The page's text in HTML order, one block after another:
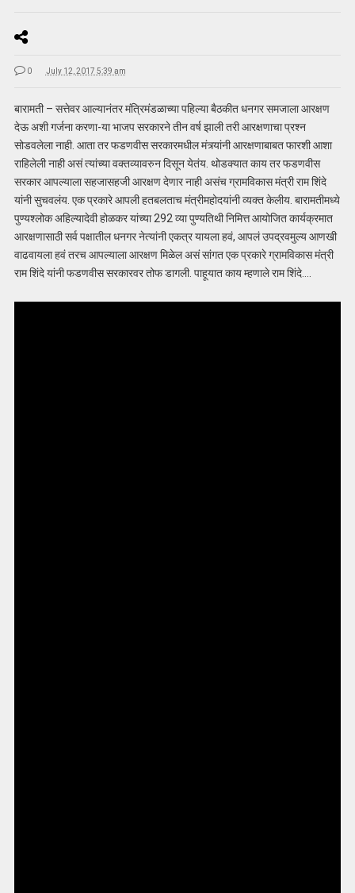
0 July 12, 2017 5:39 am
बारामती – सत्तेवर आल्यानंतर मंत्रिमंडळाच्या पहिल्या बैठकीत धनगर समजाला आरक्षण
देऊ अशी गर्जना करणा-या भाजप सरकारने तीन वर्ष झाली तरी आरक्षणाचा प्रश्न
सोडवलेला नाही. आता तर फडणवीस सरकारमधील मंत्र्यांनी आरक्षणाबाबत फारशी आशा
राहिलेली नाही असं त्यांच्या वक्तव्यावरुन दिसून येतंय. थोडक्यात काय तर फडणवीस
सरकार आपल्याला सहजासहजी आरक्षण देणार नाही असंच ग्रामविकास मंत्री राम शिंदे
यांनी सुचवलंय. एक प्रकारे आपली हतबलताच मंत्रीमहोदयांनी व्यक्त केलीय. बारामतीमध्ये
पुण्यश्लोक अहिल्यादेवी होळकर यांच्या 292 व्या पुण्यतिथी निमित्त आयोजित कार्यक्रमात
आरक्षणासाठी सर्व पक्षातील धनगर नेत्यांनी एकत्र यायला हवं, आपलं उपद्रवमुल्य आणखी
वाढवायला हवं तरच आपल्याला आरक्षण मिळेल असं सांगत एक प्रकारे ग्रामविकास मंत्री
राम शिंदे यांनी फडणवीस सरकारवर तोफ डागली. पाहूयात काय म्हणाले राम शिंदे….